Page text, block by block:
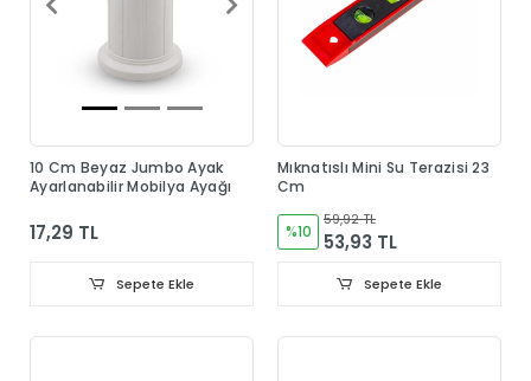
10 Cm Beyaz Jumbo Ayak
Ayarlanabilir Mobilya Ayağı
17,29 TL
Sepete Ekle
Mıknatıslı Mini Su Terazisi 23
Cm
%10
59,92 TL
53,93 TL
Sepete Ekle